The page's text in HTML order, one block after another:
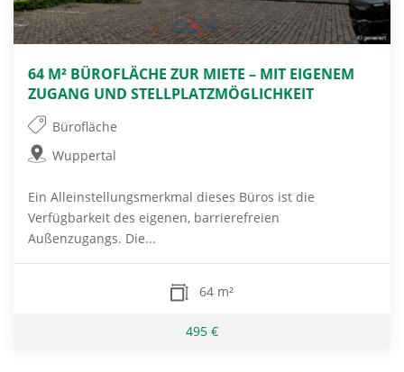
64 M² BÜROFLÄCHE ZUR MIETE – MIT EIGENEM
ZUGANG UND STELLPLATZMÖGLICHKEIT
Bürofläche
Wuppertal
Ein Alleinstellungsmerkmal dieses Büros ist die
Verfügbarkeit des eigenen, barrierefreien
Außenzugangs. Die...
64 m²
495 €